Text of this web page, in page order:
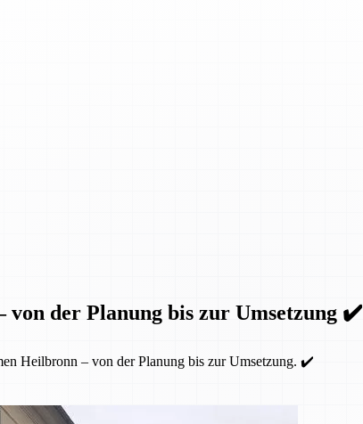
der Planung bis zur Umsetzung ✔️
Heilbronn – von der Planung bis zur Umsetzung. ✔️